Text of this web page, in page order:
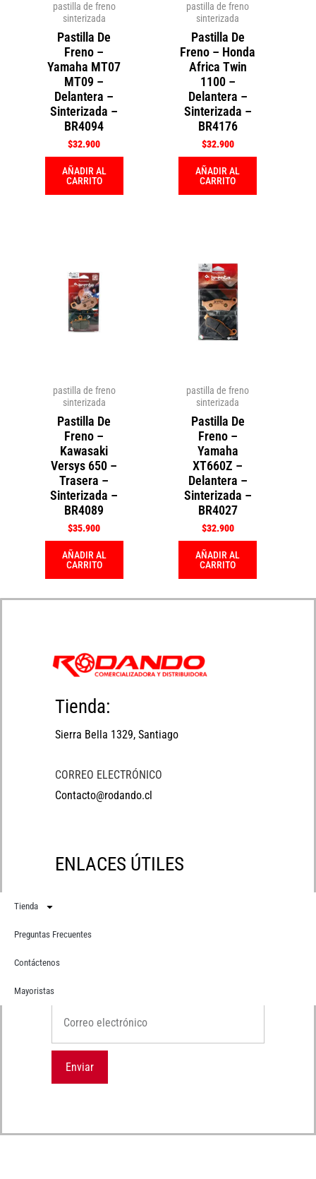
pastilla de freno
sinterizada
Pastilla De
Freno –
Yamaha MT07
MT09 –
Delantera –
Sinterizada –
BR4094
$32.900
AÑADIR AL
CARRITO
pastilla de freno
sinterizada
Pastilla De
Freno – Honda
Africa Twin
1100 –
Delantera –
Sinterizada –
BR4176
$32.900
AÑADIR AL
CARRITO
pastilla de freno
sinterizada
Pastilla De
Freno –
Kawasaki
Versys 650 –
Trasera –
Sinterizada –
BR4089
$35.900
AÑADIR AL
CARRITO
pastilla de freno
sinterizada
Pastilla De
Freno –
Yamaha
XT660Z –
Delantera –
Sinterizada –
BR4027
$32.900
AÑADIR AL
CARRITO
Tienda:
Sierra Bella 1329, Santiago
CORREO ELECTRÓNICO
Contacto@rodando.cl
ENLACES ÚTILES
Tienda
Preguntas Frecuentes
Contáctenos
Mayoristas
Suscríbete
Correo electrónico
Enviar